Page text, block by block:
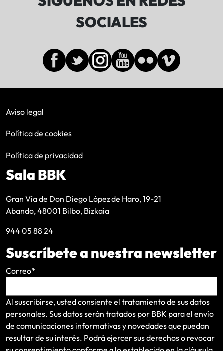
SOCIALES
Aviso legal
Política de cookies
Política de privacidad
Sala BBK
Gran Vía de Don Diego López de Haro, 19-21
Abando, 48001 Bilbo, Bizkaia
944 05 88 24
Suscríbete a nuestra newsletter
Correo*
Al suscribirse, usted consiente el tratamiento de sus datos
personales. Sus datos serán tratados por BBK para el envío
de comunicaciones informativas y novedades que puedan
resultar de su interés. Podrá ejercer sus derechos o revocar